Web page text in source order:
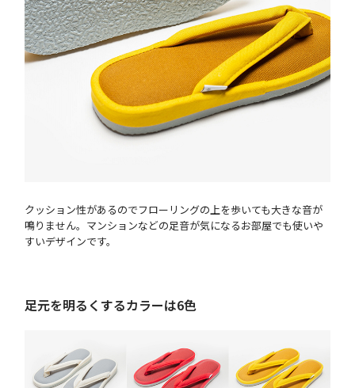
クッション性があるのでフローリングの上を歩いても大きな音が
鳴りません。マンションなどの足音が気になるお部屋でも使いや
すいデザインです。
足元を明るくするカラーは6色